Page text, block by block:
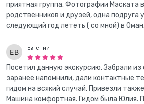
приятная группа. Фотографии Маската
родственников и друзей, одна подруга
следующий год лететь ( со мной) в Оман.
Евгений
Посетил данную экскурсию. Забрали из
заранее напомнили, дали контактные
гидом на всякий случай. Привезли
Машина комфортная. Гидом была Юлия.